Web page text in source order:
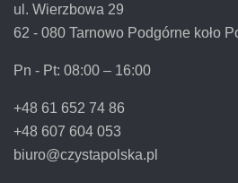
ul. Wierzbowa 29
62 - 080 Tarnowo Podgórne koło
Pn - Pt: 08:00 – 16:00
+48 61 652 74 86
+48 607 604 053
biuro@czystapolska.pl